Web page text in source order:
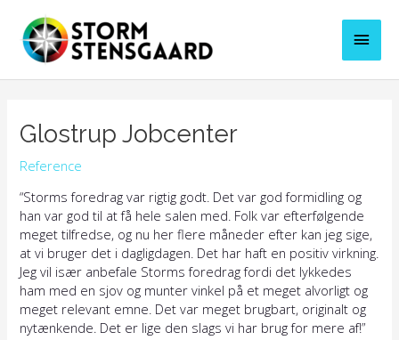
indholdet
Glostrup Jobcenter
Reference
“Storms foredrag var rigtig godt. Det var god formidling og
han var god til at få hele salen med. Folk var efterfølgende
meget tilfredse, og nu her flere måneder efter kan jeg sige,
at vi bruger det i dagligdagen. Det har haft en positiv virkning.
Jeg vil især anbefale Storms foredrag fordi det lykkedes
ham med en sjov og munter vinkel på et meget alvorligt og
meget relevant emne. Det var meget brugbart, originalt og
nytænkende. Det er lige den slags vi har brug for mere af!”